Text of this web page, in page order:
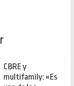
CBRE y
multifamily: «Es